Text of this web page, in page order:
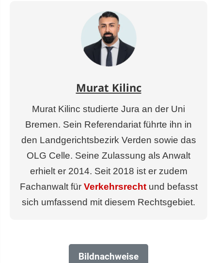
Murat Kilinc
Murat Kilinc studierte Jura an der Uni
Bremen. Sein Referendariat führte ihn in
den Landgerichtsbezirk Verden sowie das
OLG Celle. Seine Zulassung als Anwalt
erhielt er 2014. Seit 2018 ist er zudem
Fachanwalt für Verkehrsrechtund befasst
sich umfassend mit diesem Rechtsgebiet.
Bildnachweise